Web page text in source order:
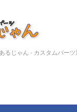
るじゃん - カスタムパー